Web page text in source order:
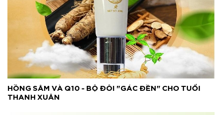
HỒNG SÂM VÀ Q10 - BỘ ĐÔI "GÁC ĐỀN" CHO TUỔI
THANH XUÂN